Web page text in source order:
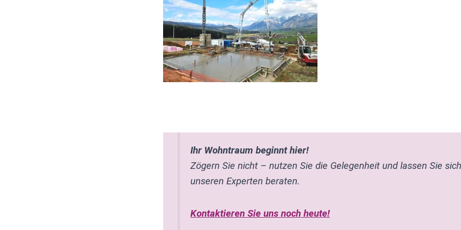
Ihr Wohntraum beginnt hier!
Zögern Sie nicht – nutzen Sie die Gelegenheit und lassen Sie
unseren Experten beraten.
Kontaktieren Sie uns noch heute!